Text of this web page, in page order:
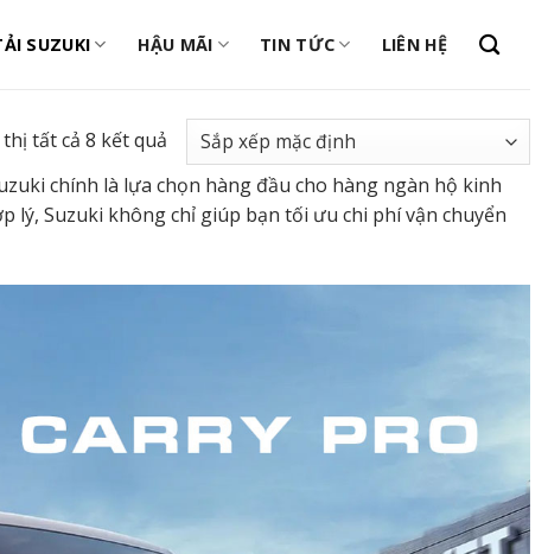
SUZUKI HẬU MÃI TIN TỨC LIÊN HỆ
tất cả 8 kết quả
chính là lựa chọn hàng đầu cho hàng ngàn hộ kinh
lý, Suzuki không chỉ giúp bạn tối ưu chi phí vận chuyển